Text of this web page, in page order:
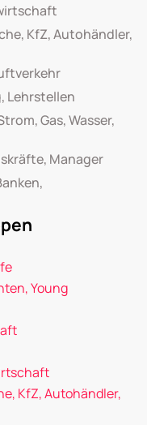
KfZ, Autohändler,
Lehrstellen
Gas, Wasser,
Manager
Young
KfZ, Autohändler,